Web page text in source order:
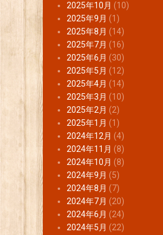
2025年10月 (10)
2025年9月 (1)
2025年8月 (14)
2025年7月 (16)
2025年6月 (30)
2025年5月 (12)
2025年4月 (14)
2025年3月 (10)
2025年2月 (2)
2025年1月 (1)
2024年12月 (4)
2024年11月 (8)
2024年10月 (8)
2024年9月 (5)
2024年8月 (7)
2024年7月 (20)
2024年6月 (24)
2024年5月 (22)